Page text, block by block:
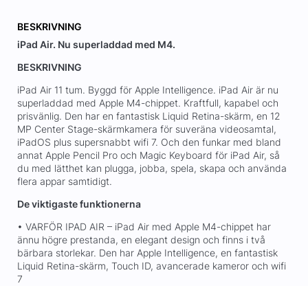
BESKRIVNING
iPad Air. Nu superladdad med M4.
BESKRIVNING
iPad Air 11 tum. Byggd för Apple Intelligence. iPad Air är nu
superladdad med Apple M4-chippet. Kraftfull, kapabel och
prisvänlig. Den har en fantastisk Liquid Retina-skärm, en 12
MP Center Stage-skärmkamera för suveräna videosamtal,
iPadOS plus supersnabbt wifi 7. Och den funkar med bland
annat Apple Pencil Pro och Magic Keyboard för iPad Air, så
du med lätthet kan plugga, jobba, spela, skapa och använda
flera appar samtidigt.
De viktigaste funktionerna
• VARFÖR IPAD AIR – iPad Air med Apple M4-chippet har
ännu högre prestanda, en elegant design och finns i två
bärbara storlekar. Den har Apple Intelligence, en fantastisk
Liquid Retina-skärm, Touch ID, avancerade kameror och wifi
7